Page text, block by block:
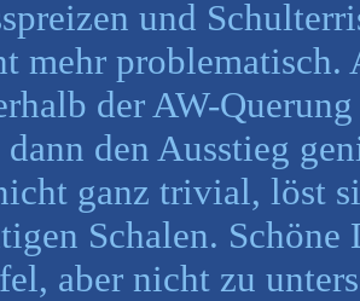
und
mehr problematisch.
der AW-
dann den Ausstieg
ganz trivial, löst
Schalen. Schöne
aber nicht zu